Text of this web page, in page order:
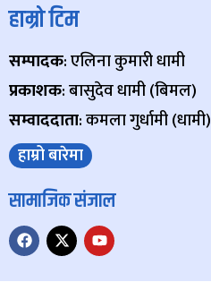
हाम्रो टिम
सम्पादक: एलिना कुमारी धामी
प्रकाशक: बासुदेव धामी (बिमल)
सम्वाददाता: कमला गुर्धामी (धामी)
हाम्रो बारेमा
सामाजिक संजाल